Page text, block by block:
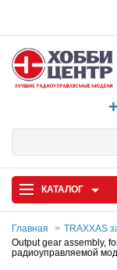
КАТАЛОГ
Автомодели
Главная TRAXXAS
Output gear assembly,
радиоуправляемой